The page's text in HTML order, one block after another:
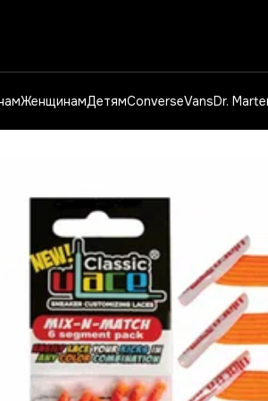
ЖенщинамДетямConverseVansDr.